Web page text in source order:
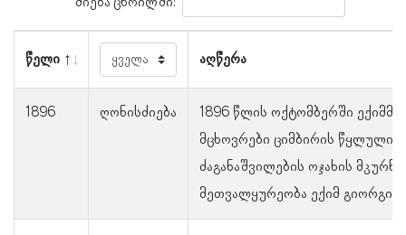
წელი აღწერა
1896 ღონისძიება
1896 წლის ოქტომბერში ექიმმა
მცხოვრები ციმბირის
ძაგანაშვილების ოჯახის
მეთვალყურეობა ექიმ გიორგი